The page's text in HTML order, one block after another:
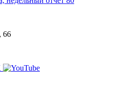
66